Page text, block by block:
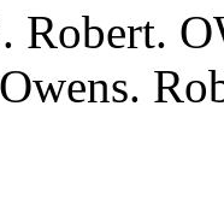
Robert.